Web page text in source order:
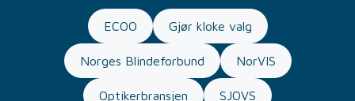
ECOO Gjør kloke valg
Norges Blindeforbund NorVIS
Optikerbransjen SJOVS